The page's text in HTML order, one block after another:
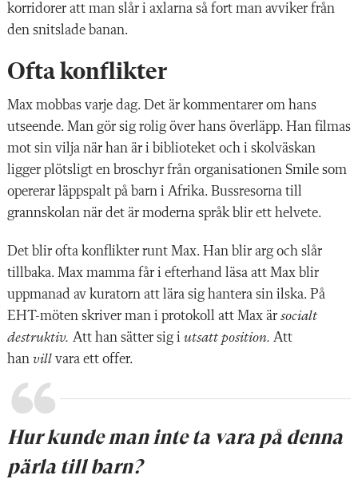
korridorer att man slår i axlarna så fort man avviker från
den snitslade banan.
Ofta konflikter
Max mobbas varje dag. Det är kommentarer om hans
utseende. Man gör sig rolig över hans överläpp. Han filmas
mot sin vilja när han är i biblioteket och i skolväskan
ligger plötsligt en broschyr från organisationen Smile som
opererar läppspalt på barn i Afrika. Bussresorna till
grannskolan när det är moderna språk blir ett helvete.
Det blir ofta konflikter runt Max. Han blir arg och slår
tillbaka. Max mamma får i efterhand läsa att Max blir
uppmanad av kuratorn att lära sig hantera sin ilska. På
EHT-möten skriver man i protokoll att Max är socialt
destruktiv. Att han sätter sig i utsatt position. Att
han vill vara ett offer.
Hur kunde man inte ta vara på denna
pärla till barn?